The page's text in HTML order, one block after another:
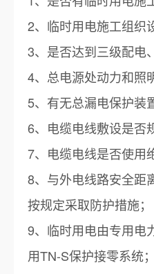
2、临时用电施工组织
3、是否达到三级配电
4、总电源处动力和照
5、有无总漏电保护装
6、电缆电线敷设是否
7、电缆电线是否使用
8、与外电线路安全距
按规定采取防护措施；
9、临时用电由专用电
用TN-S保护接零系统；